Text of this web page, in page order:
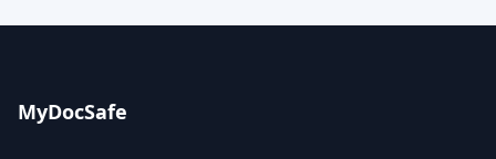
MyDocSafe